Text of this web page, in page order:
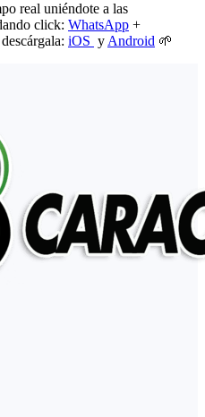
real uniéndote a las
click: WhatsApp +
iOS y Android 🌱